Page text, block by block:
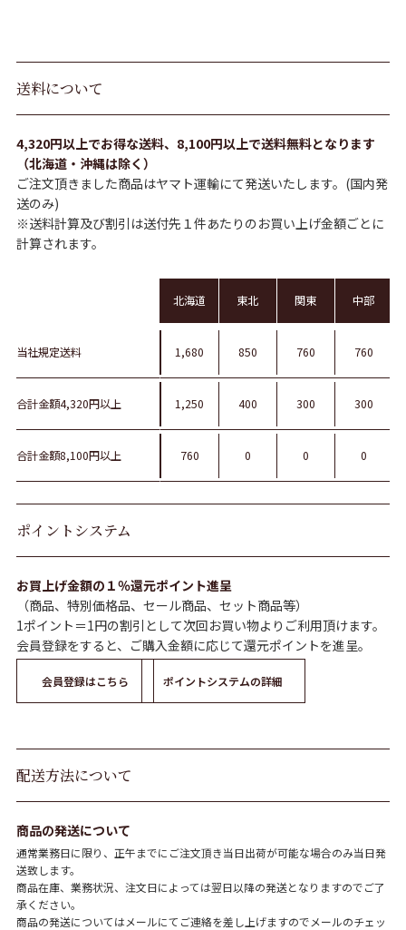
送料について
4,320円以上でお得な送料、8,100円以上で送料無料となります
（北海道・沖縄は除く）
ご注文頂きました商品はヤマト運輸にて発送いたします。(国内発
送のみ)
※送料計算及び割引は送付先１件あたりのお買い上げ金額ごとに
計算されます。
北海道 東北 関東 中部
当社規定送料 1,680 850 760 760
合計金額4,320円以上 1,250 400 300 300
合計金額8,100円以上 760 0 0 0
ポイントシステム
お買上げ金額の１％還元ポイント進呈
（商品、特別価格品、セール商品、セット商品等）
1ポイント＝1円の割引として次回お買い物よりご利用頂けます。
会員登録をすると、ご購入金額に応じて還元ポイントを進呈。
会員登録はこちら ポイントシステムの詳細
配送方法について
商品の発送について
通常業務日に限り、正午までにご注文頂き当日出荷が可能な場合のみ当日発
送致します。
商品在庫、業務状況、注文日によっては翌日以降の発送となりますのでご了
承ください。
商品の発送についてはメールにてご連絡を差し上げますのでメールのチェッ